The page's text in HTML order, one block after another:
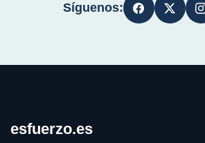
Síguenos:
esfuerzo.es